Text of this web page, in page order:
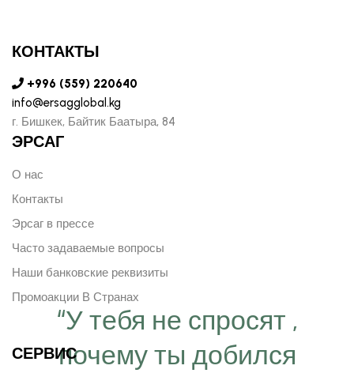
“У тебя не спросят ,
почему ты добился
КОНТАКТЫ
+996 (559) 220640
info@ersagglobal.kg
г. ​Бишкек, Байтик Баатыра, 84
ЭРСАГ
О нас
Контакты
Эрсаг в прессе
Часто задаваемые вопросы
Наши банковские реквизиты
Промоакции В Странах
СЕРВИС